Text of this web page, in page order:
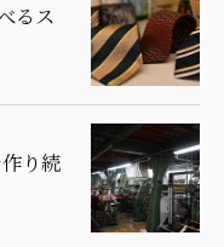
るス
り続